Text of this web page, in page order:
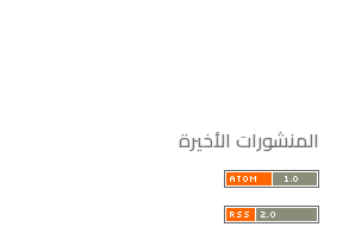
المنشورات الأخيرة